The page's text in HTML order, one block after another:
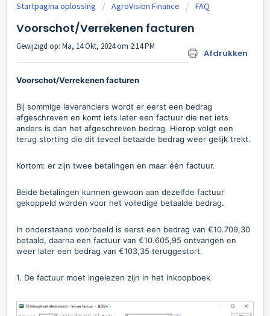
Startpagina oplossing AgroVision Finance FAQ
Voorschot/Verrekenen facturen
Afdrukken
Gewijzigd op: Ma, 14 Okt, 2024 om 2:14 PM
Voorschot/Verrekenen facturen
Bij sommige leveranciers wordt er eerst een bedrag
afgeschreven en komt iets later een factuur die net iets
anders is dan het afgeschreven bedrag. Hierop volgt een
terug storting die dit teveel betaalde bedrag weer gelijk trekt.
Kortom: er zijn twee betalingen en maar één factuur.
Beide betalingen kunnen gewoon aan dezelfde factuur
gekoppeld worden voor het volledige betaalde bedrag.
In onderstaand voorbeeld is eerst een bedrag van €10.709,30
betaald, daarna een factuur van €10.605,95 ontvangen en
weer later een bedrag van €103,35 teruggestort.
1. De factuur moet ingelezen zijn in het inkoopboek